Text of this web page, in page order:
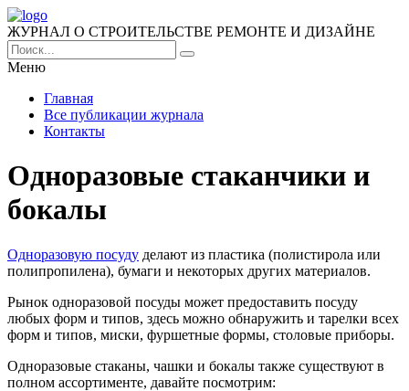
ЖУРНАЛ О СТРОИТЕЛЬСТВЕ РЕМОНТЕ И ДИЗАЙНЕ
Меню
Главная
Все публикации журнала
Контакты
Одноразовые стаканчики и
бокалы
Одноразовую посуду делают из пластика (полистирола или
полипропилена), бумаги и некоторых других материалов.
Рынок одноразовой посуды может предоставить посуду
любых форм и типов, здесь можно обнаружить и тарелки всех
форм и типов, миски, фуршетные формы, столовые приборы.
Одноразовые стаканы, чашки и бокалы также существуют в
полном ассортименте, давайте посмотрим: